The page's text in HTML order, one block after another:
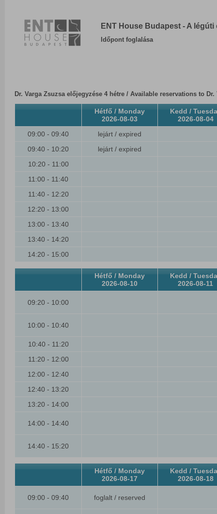
ENT House Budapest - A
Időpont foglalása
Dr. Varga Zsuzsa előjegyzése 4 hétre / Available reservations to
Hétfő / Monday
2026-08-03
Kedd /
2026-08-04
09:00 - 09:40
lejárt / expired
09:40 - 10:20
lejárt / expired
10:20 - 11:00
11:00 - 11:40
11:40 - 12:20
12:20 - 13:00
13:00 - 13:40
13:40 - 14:20
14:20 - 15:00
Hétfő / Monday
2026-08-10
Kedd /
2026-08-11
09:20 - 10:00
10:00 - 10:40
10:40 - 11:20
11:20 - 12:00
12:00 - 12:40
12:40 - 13:20
13:20 - 14:00
14:00 - 14:40
14:40 - 15:20
Hétfő / Monday
2026-08-17
Kedd /
2026-08-18
09:00 - 09:40 foglalt / reserved